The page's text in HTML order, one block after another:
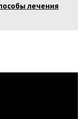
лечения